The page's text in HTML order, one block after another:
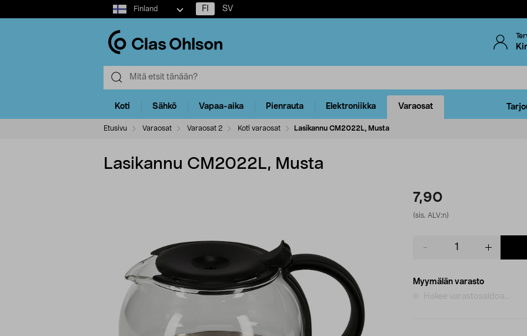
Select
market
Finland FI SV
Koti Sähkö Vapaa-aika Pienrauta Elektroniikka Varaosat
Etusivu Varaosat Varaosat 2 Koti varaosat Lasikannu CM2022L, Musta
Lasikannu CM2022L, Musta
7,90
(sis. ALV:n)
Myymälän varasto
Hakee varastosaldoa...